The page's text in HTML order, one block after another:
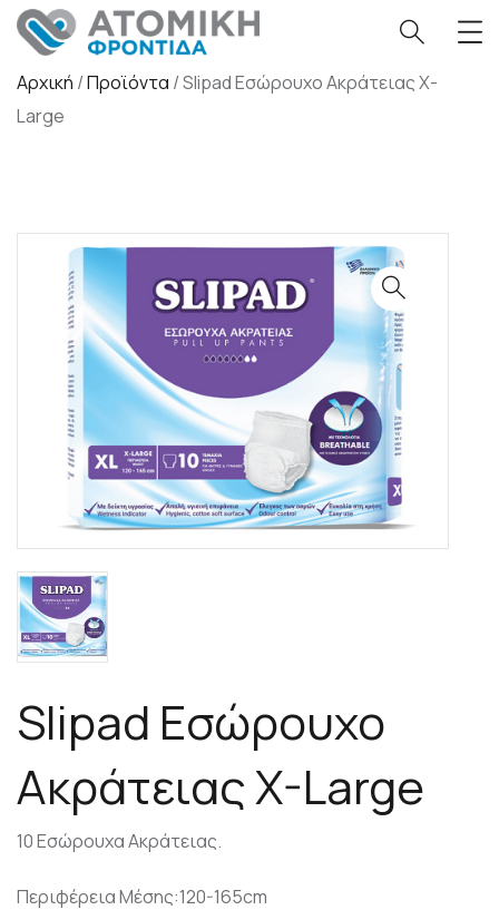
Αρχική /Προϊόντα /Slipad Εσώρουχο Ακράτειας X-
Large
Slipad Εσώρουχο
Ακράτειας X-Large
10 Εσώρουχα Ακράτειας.
Περιφέρεια Μέσης:120-165cm